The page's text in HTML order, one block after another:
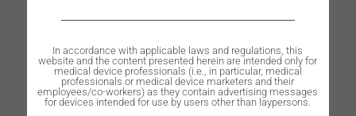
In accordance with applicable laws and regulations, this
website and the content presented herein are intended only for
medical device professionals (i.e., in particular, medical
professionals or medical device marketers and their
employees/co-workers) as they contain advertising messages
for devices intended for use by users other than laypersons.